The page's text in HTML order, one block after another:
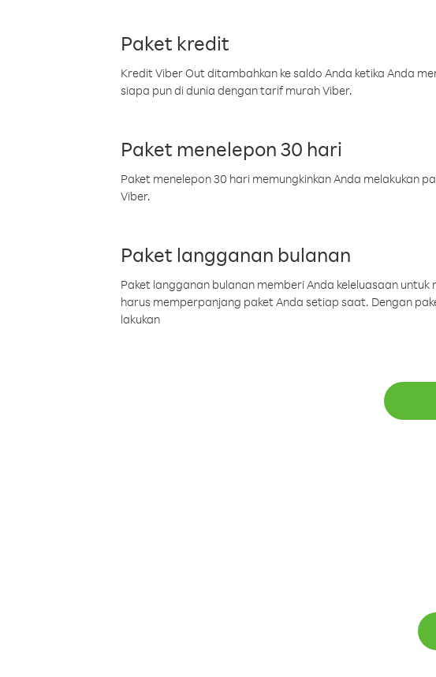
Paket kredit
Kredit Viber Out ditambahkan ke saldo Anda ketika Anda
siapa pun di dunia dengan tarif murah Viber.
Paket menelepon 30 hari
Paket menelepon 30 hari memungkinkan Anda melakukan
Viber.
Paket langganan bulanan
Paket langganan bulanan memberi Anda keleluasaan
harus memperpanjang paket Anda setiap saat. Dengan
lakukan